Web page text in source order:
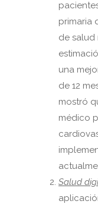
primaria
de salud
una
de 12
mostró
médico
Salud